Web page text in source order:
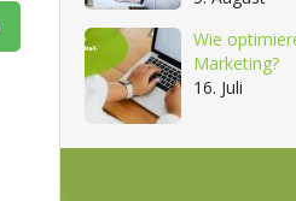
Wie
Marketing?
16. Juli